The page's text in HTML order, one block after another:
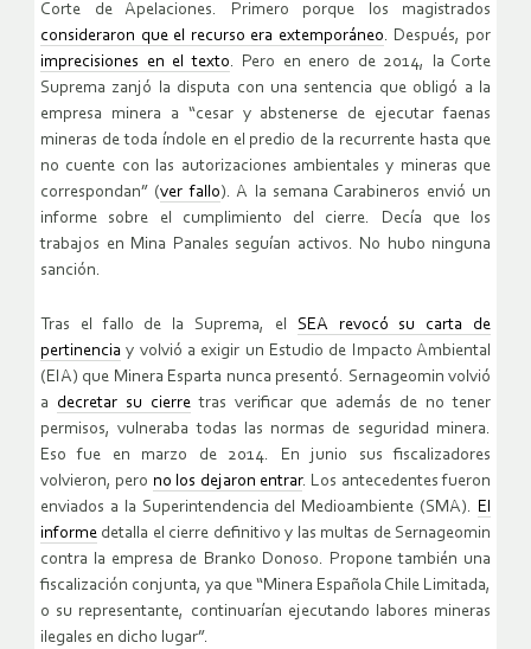
Corte de Apelaciones. Primero porque los magistrados
consideraron que el recurso era extemporáneo. Después, por
imprecisiones en el texto. Pero en enero de 2014, la Corte
Suprema zanjó la disputa con una sentencia que obligó a la
empresa minera a “cesar y abstenerse de ejecutar faenas
mineras de toda índole en el predio de la recurrente hasta que
no cuente con las autorizaciones ambientales y mineras que
correspondan” (ver fallo). A la semana Carabineros envió un
informe sobre el cumplimiento del cierre. Decía que los
trabajos en Mina Panales seguían activos. No hubo ninguna
sanción.
Tras el fallo de la Suprema, el SEA revocó su carta de
pertinencia y volvió a exigir un Estudio de Impacto Ambiental
(EIA) que Minera Esparta nunca presentó. Sernageomin volvió
a decretar su cierretras verificar que además de no tener
permisos, vulneraba todas las normas de seguridad minera.
Eso fue en marzo de 2014. En junio sus fiscalizadores
volvieron, pero no los dejaron entrar. Los antecedentes fueron
enviados a la Superintendencia del Medioambiente (SMA). El
informe detalla el cierre definitivo y las multas de Sernageomin
contra la empresa de Branko Donoso. Propone también una
fiscalización conjunta, ya que “Minera Española Chile Limitada,
o su representante, continuarían ejecutando labores mineras
ilegales en dicho lugar”.